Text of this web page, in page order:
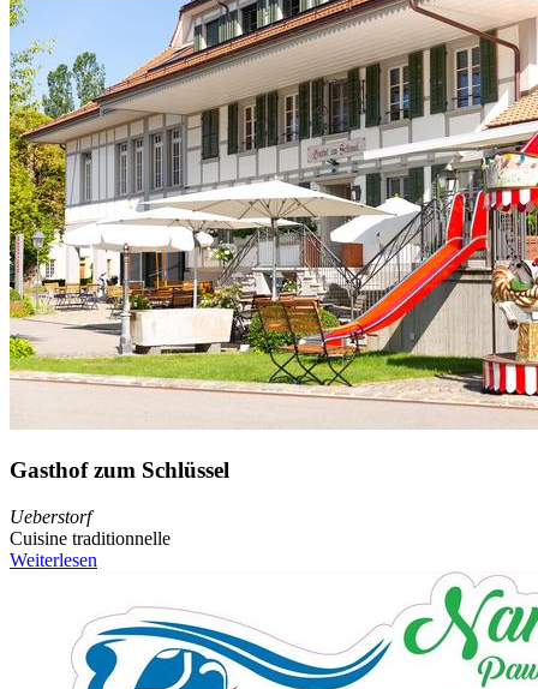
Gasthof zum Schlüssel
Ueberstorf
Cuisine traditionnelle
Weiterlesen